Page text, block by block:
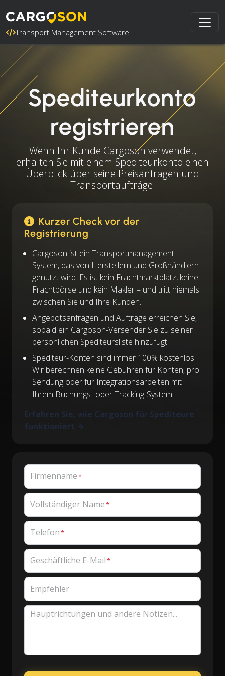
Transport Management Software
Spediteurkonto
registrieren
Wenn Ihr Kunde Cargoson verwendet,
erhalten Sie mit einem Spediteurkonto einen
Überblick über seine Preisanfragen und
Transportaufträge.
Kurzer Check vor der
Registrierung
Cargoson ist ein Transportmanagement-
System, das von Herstellern und Großhändlern
genutzt wird. Es ist kein Frachtmarktplatz, keine
Frachtbörse und kein Makler – und tritt niemals
zwischen Sie und Ihre Kunden.
Angebotsanfragen und Aufträge erreichen Sie,
sobald ein Cargoson-Versender Sie zu seiner
persönlichen Spediteursliste hinzufügt.
Spediteur-Konten sind immer 100% kostenlos.
Wir berechnen keine Gebühren für Konten, pro
Sendung oder für Integrationsarbeiten mit
Ihrem Buchungs- oder Tracking-System.
Erfahren Sie, wie Cargoson für Spediteure
funktioniert →
Firmenname
Vollständiger Name
Telefon
Geschäftliche E-Mail
Empfehler
Hauptrichtungen und andere Notizen...